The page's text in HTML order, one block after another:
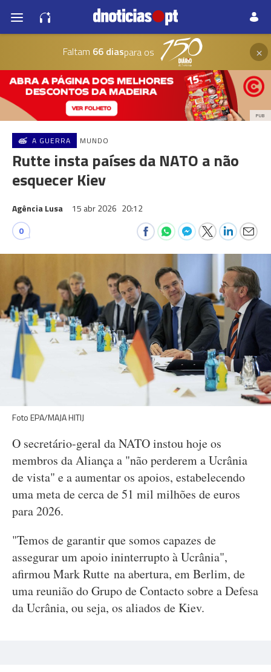
Faltam 66 diaspara os ×
PUB
A GUERRA MUNDO
Rutte insta países da NATO a não
esquecer Kiev
Agência Lusa 15 abr 2026 20:12
0
Foto EPA/MAJA HITIJ
O secretário-geral da NATO instou hoje os
membros da Aliança a "não perderem a Ucrânia
de vista" e a aumentar os apoios, estabelecendo
uma meta de cerca de 51 mil milhões de euros
para 2026.
"Temos de garantir que somos capazes de
assegurar um apoio ininterrupto à Ucrânia",
afirmou Mark Rutte na abertura, em Berlim, de
uma reunião do Grupo de Contacto sobre a Defesa
da Ucrânia, ou seja, os aliados de Kiev.